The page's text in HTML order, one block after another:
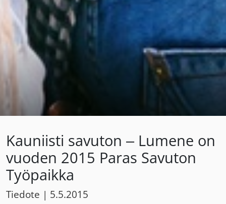
Kauniisti savuton – Lumene on
vuoden 2015 Paras Savuton
Työpaikka
Tiedote | 5.5.2015